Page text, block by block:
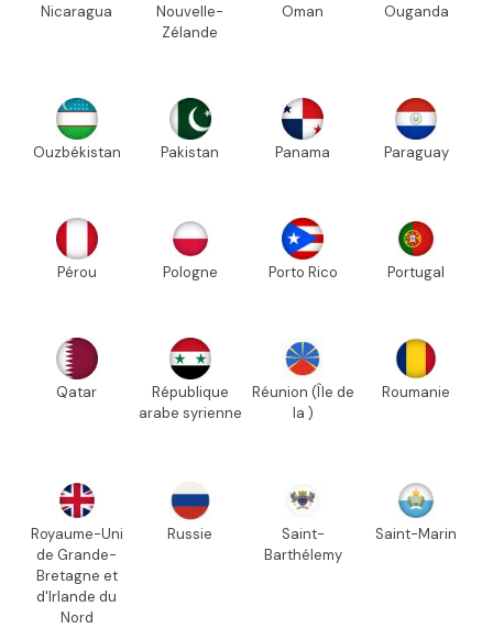
Nicaragua
Nouvelle-
Zélande
Oman Ouganda
Ouzbékistan Pakistan Panama Paraguay
Pérou Pologne Porto Rico Portugal
Qatar
République
arabe syrienne
Réunion (Île de
la )
Roumanie
Royaume-Uni
de Grande-
Bretagne et
d'Irlande du
Nord
Russie
Saint-
Barthélemy
Saint-Marin